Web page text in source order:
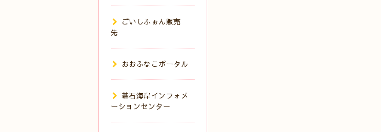
ごいしふぉん販売
先
おおふなこポータル
碁石海岸インフォメ
ーションセンター